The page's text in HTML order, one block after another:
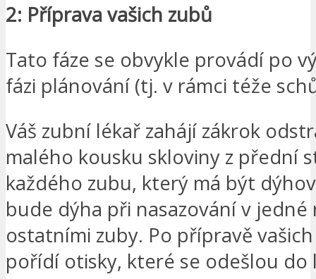
2: Příprava vašich zubů
Tato fáze se obvykle provádí po
fázi plánování (tj. v rámci téže
Váš zubní lékař zahájí zákrok
malého kousku skloviny z přední
každého zubu, který má být
bude dýha při nasazování v jedné
ostatními zuby. Po přípravě
pořídí otisky, které se odešlou